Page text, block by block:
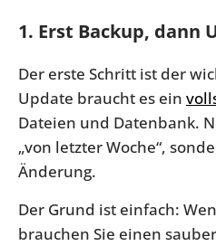
1. Erst Backup, dann
Der erste Schritt ist der
Update braucht es ein
Dateien und Datenbank.
„von letzter Woche“,
Änderung.
Der Grund ist einfach:
brauchen Sie einen